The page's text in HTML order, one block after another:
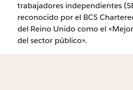
trabajadores independientes
reconocido por el BCS
del Reino Unido como el
del sector público».